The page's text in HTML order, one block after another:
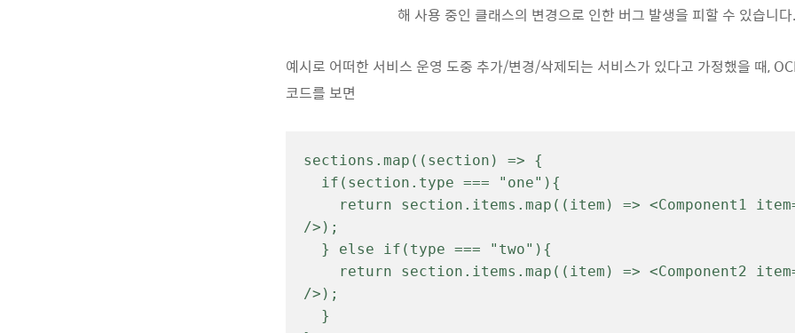
해 사용 중인 클래스의 변경으로 인한 버그 발생을 피할 수 있습니다.
예시로 어떠한 서비스 운영 도중 추가/변경/삭제되는 서비스가 있다고 가정했을 때,
코드를 보면
sections.map((section) => {
/>);
/>);